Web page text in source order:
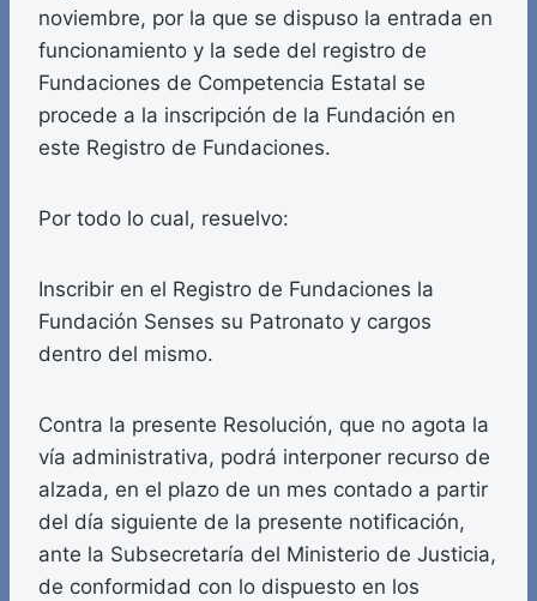
noviembre, por la que se dispuso la entrada en
funcionamiento y la sede del registro de
Fundaciones de Competencia Estatal se
procede a la inscripción de la Fundación en
este Registro de Fundaciones.
Por todo lo cual, resuelvo:
Inscribir en el Registro de Fundaciones la
Fundación Senses su Patronato y cargos
dentro del mismo.
Contra la presente Resolución, que no agota la
vía administrativa, podrá interponer recurso de
alzada, en el plazo de un mes contado a partir
del día siguiente de la presente notificación,
ante la Subsecretaría del Ministerio de Justicia,
de conformidad con lo dispuesto en los